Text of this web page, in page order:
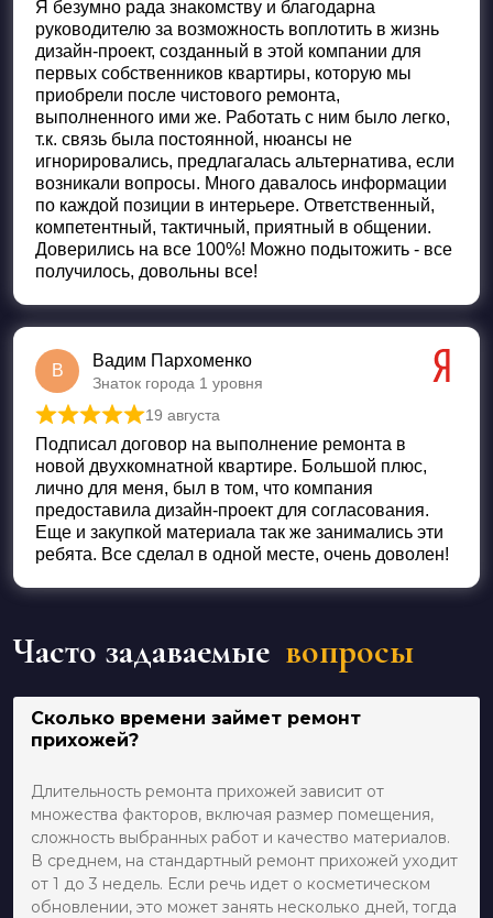
Я безумно рада знакомству и благодарна
руководителю за возможность воплотить в жизнь
дизайн-проект, созданный в этой компании для
первых собственников квартиры, которую мы
приобрели после чистового ремонта,
выполненного ими же. Работать с ним было легко,
т.к. связь была постоянной, нюансы не
игнорировались, предлагалась альтернатива, если
возникали вопросы. Много давалось информации
по каждой позиции в интерьере. Ответственный,
компетентный, тактичный, приятный в общении.
Доверились на все 100%! Можно подытожить - все
получилось, довольны все!
В
Вадим Пархоменко
Знаток города 1 уровня
Оценка5 из 5
19 августа
Подписал договор на выполнение ремонта в
новой двухкомнатной квартире. Большой плюс,
лично для меня, был в том, что компания
предоставила дизайн-проект для согласования.
Еще и закупкой материала так же занимались эти
ребята. Все сделал в одной месте, очень доволен!
Часто задаваемые вопросы
Сколько времени займет ремонт
прихожей?
Длительность ремонта прихожей зависит от
множества факторов, включая размер помещения,
сложность выбранных работ и качество материалов.
В среднем, на стандартный ремонт прихожей уходит
от 1 до 3 недель. Если речь идет о косметическом
обновлении, это может занять несколько дней, тогда